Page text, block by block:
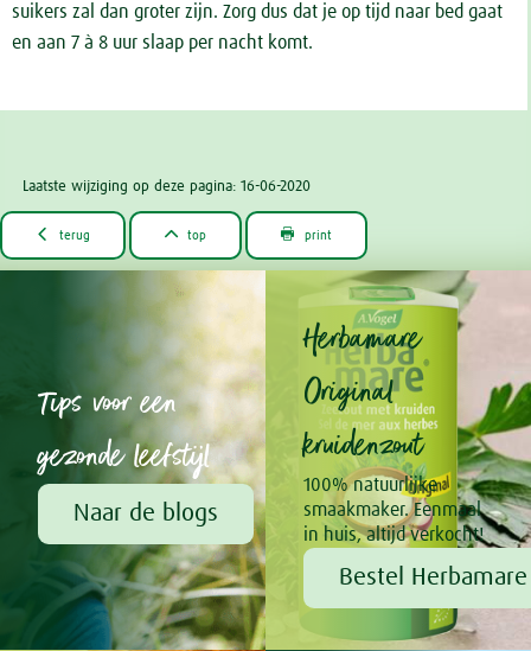
suikers zal dan groter zijn. Zorg dus dat je op tijd naar bed gaat
en aan 7 à 8 uur slaap per nacht komt.
Laatste wijziging op deze pagina: 16-06-2020
 terug  top  print
Tips voor een
gezonde leefstijl
Naar de blogs
Herbamare
Original
kruidenzout
100% natuurlijke
smaakmaker. Eenmaal
in huis, altijd verkocht!
Bestel